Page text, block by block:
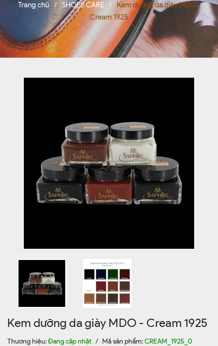
Trang chủ / SHOES CARE /
Kem dưỡng da giày MDO -
Cream 1925
Kem dưỡng da giày MDO - Cream 1925
Thương hiệu:Đang cập nhật / Mã sản phẩm:CREAM_1925_0